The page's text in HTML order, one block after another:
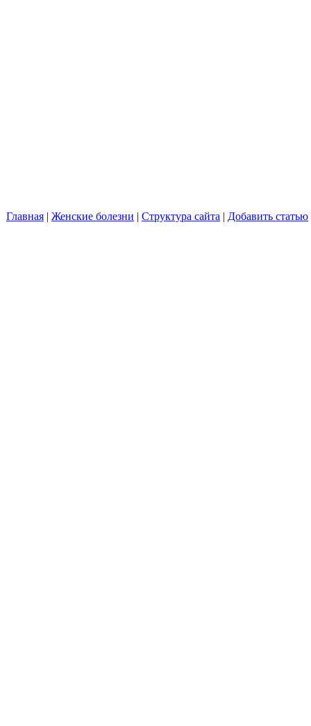
Главная | Женские болезни | Структура сайта | Добавить статью